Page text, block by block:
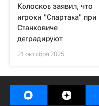
Колосков заявил, что
игроки "Спартака" при
Станковиче
деградируют
21 октября 2025